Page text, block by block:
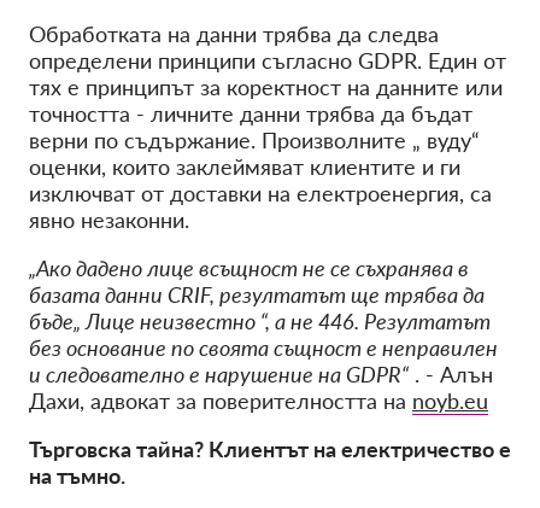
Обработката на данни трябва да следва
определени принципи съгласно GDPR. Един от
тях е принципът за коректност на данните или
точността - личните данни трябва да бъдат
верни по съдържание. Произволните „ вуду“
оценки, които заклеймяват клиентите и ги
изключват от доставки на електроенергия, са
явно незаконни.
„Ако дадено лице всъщност не се съхранява в
базата данни CRIF, резултатът ще трябва да
бъде„ Лице неизвестно “, а не 446. Резултатът
без основание по своята същност е неправилен
и следователно е нарушение на GDPR“. - Алън
Дахи, адвокат за поверителността на noyb.eu
Търговска тайна? Клиентът на електричество е
на тъмно.